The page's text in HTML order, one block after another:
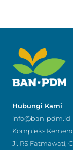
Hubungi Kami
info@ban-pdm.id
Kompleks
Jl. RS Fatmawati,